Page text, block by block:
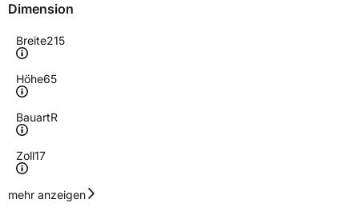
Dimension
Breite215
Höhe65
BauartR
Zoll17
Geschwindigkeitsindex
mehr anzeigen